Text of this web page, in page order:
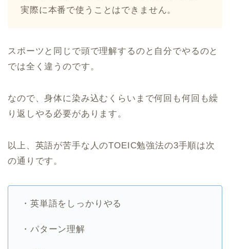
実際に本番で使うことはできません。
スポーツと同じで頭で理解するのと自分でやるのと
では全く違うのです。
なので、身体に染み込むくらいまで何回も何回も繰
り返しやる必要があります。
以上、英語が苦手な人のTOEIC勉強法の3手順は次
の通りです。
・英単語をしっかりやる
・パターン理解